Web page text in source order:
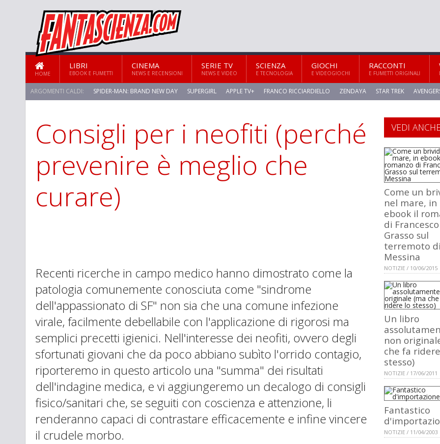
HOME
LIBRI
EBOOK E FUMETTI
CINEMA
NEWS E RECENSIONI
SERIE TV
NEWS E VIDEO
SCIENZA
E TECNOLOGIA
GIOCHI
E VIDEOGIOCHI
RACCONTI
E FUMETTI ORIGINALI
ARGOMENTI CALDI: SPIDER-MAN: BRAND NEW DAY SUPERGIRL APPLE TV+ FRANCO RICCIARDIELLO ZENDAYA STAR TREK
STAR TREK: STRANGE NEW WORLDS
Consigli per i neofiti (perché
prevenire è meglio che
curare)
Recenti ricerche in campo medico hanno dimostrato come la
patologia comunemente conosciuta come "sindrome
dell'appassionato di SF" non sia che una comune infezione
virale, facilmente debellabile con l'applicazione di rigorosi ma
semplici precetti igienici. Nell'interesse dei neofiti, ovvero degli
sfortunati giovani che da poco abbiano subìto l'orrido contagio,
riporteremo in questo articolo una "summa" dei risultati
dell'indagine medica, e vi aggiungeremo un decalogo di consigli
fisico/sanitari che, se seguiti con coscienza e attenzione, li
renderanno capaci di contrastare efficacemente e infine vincere
il crudele morbo.
VEDI ANCHE
Come un
nel mare, in
ebook il
di Francesco
Grasso sul
terremoto di
Messina
NOTIZIE / 10/06/2015
Un libro
non
che fa
stesso)
NOTIZIE / 17/06/2011
Fantastico
NOTIZIE / 11/04/2003